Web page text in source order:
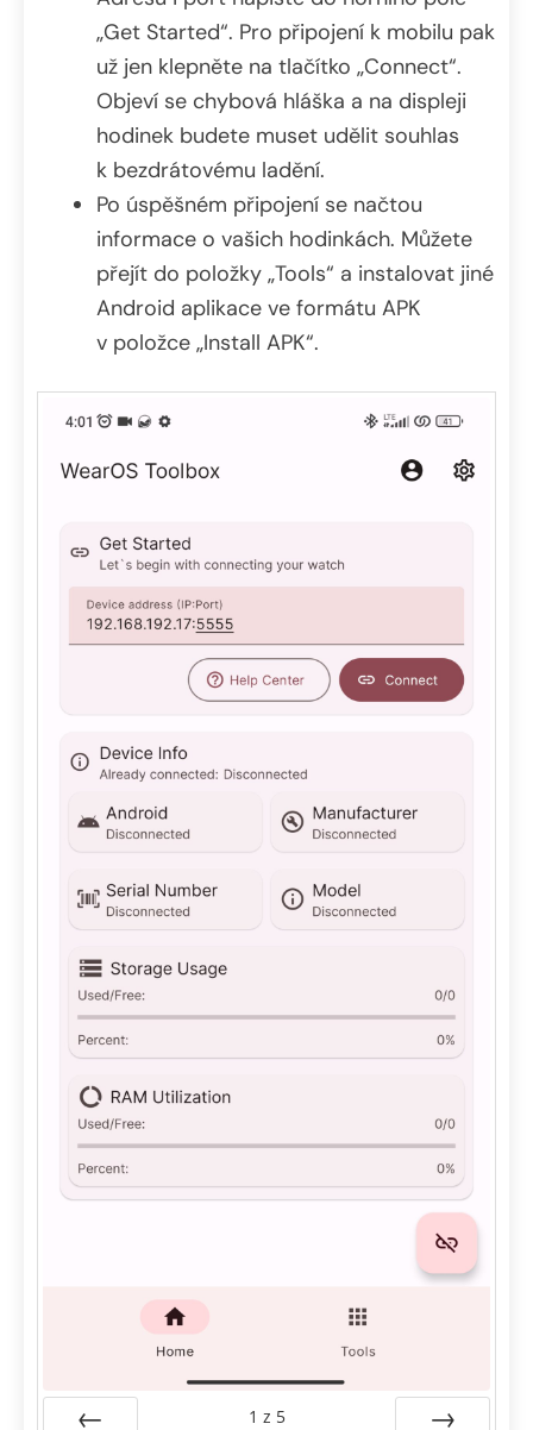
„Get Started“. Pro připojení k mobilu pak
už jen klepněte na tlačítko „Connect“.
Objeví se chybová hláška a na displeji
hodinek budete muset udělit souhlas
k bezdrátovému ladění.
Po úspěšném připojení se načtou
informace o vašich hodinkách. Můžete
přejít do položky „Tools“ a instalovat jiné
Android aplikace ve formátu APK
v položce „Install APK“.
1 z 5